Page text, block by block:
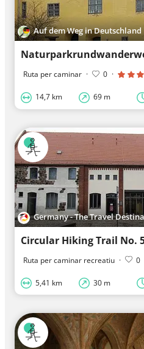
Auf dem Weg in Deutschland
Ruta per caminar · 0 ·
14,7 km 69 m
Germany - The Travel
Circular Hiking Trail No.
Ruta per caminar recreatiu · 0
5,41 km 30 m